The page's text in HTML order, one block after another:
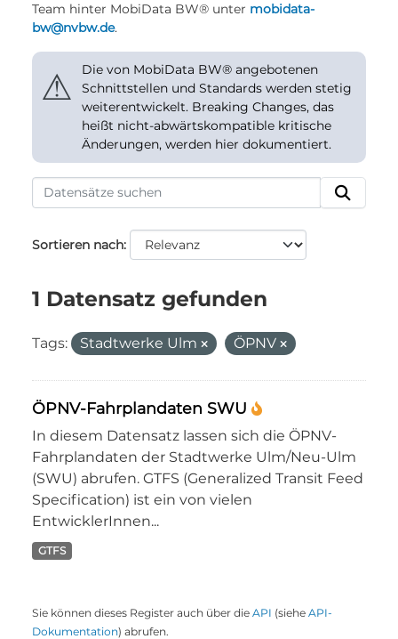
Team hinter MobiData BW® unter mobidata-
bw@nvbw.de.
⚠
Die von MobiData BW® angebotenen
Schnittstellen und Standards werden stetig
weiterentwickelt. Breaking Changes, das
heißt nicht-abwärtskompatible kritische
Änderungen, werden hier dokumentiert.
Sortieren nach
1 Datensatz gefunden
Tags: Stadtwerke Ulm ÖPNV
ÖPNV-Fahrplandaten SWU
In diesem Datensatz lassen sich die ÖPNV-
Fahrplandaten der Stadtwerke Ulm/Neu-Ulm
(SWU) abrufen. GTFS (Generalized Transit Feed
Specification) ist ein von vielen
EntwicklerInnen...
GTFS
Sie können dieses Register auch über die API (siehe API-
Dokumentation) abrufen.